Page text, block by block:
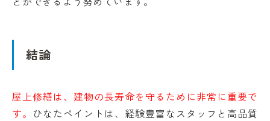
結論
屋上修繕は、建物の長寿命を守るために非常に重要で
す。 ひなたペイントは、経験豊富なスタッフと高品質